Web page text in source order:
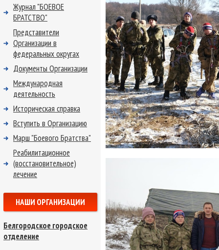
Журнал "БОЕВОЕ
БРАТСТВО"
Представители
Организации в
федеральных округах
Документы Организации
Международная
деятельность
Историческая справка
Вступить в Организацию
Марш "Боевого Братства"
Реабилитационное
(восстановительное)
лечение
НАШИ ОРГАНИЗАЦИИ
Белгородское городское
отделение